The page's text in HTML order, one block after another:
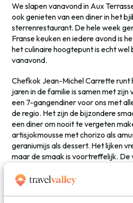
We slapen vanavond in Aux
ook genieten van een diner in het
sterrenrestaurant. De hele week
Franse keuken en iedere avond is
het culinaire hoogtepunt is echt
vanavond.
Chefkok Jean-Michel Carrette runt
jaren in de familie is samen met zijn
een 7-gangendiner voor ons met
de regio. Het zijn de bijzondere
een diner om nooit te vergeten
artisjokmousse met chorizo als
geraniumijs als dessert. Het lijken
maar de smaak is voortreffelijk. De
gerechten. We zijn echt even in ‘
van het diner komt Jean-Michel ons
en mogen we natuurlijk even met